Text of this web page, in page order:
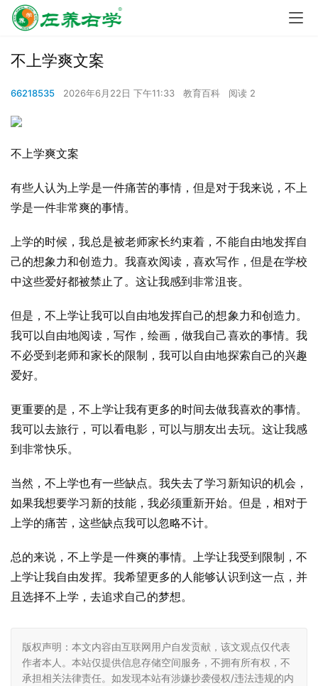
不上学爽文案
66218535 2026年6月22日 下午11:33 教育百科 阅读 2
不上学爽文案
有些人认为上学是一件痛苦的事情，但是对于我来说，不上
学是一件非常爽的事情。
上学的时候，我总是被老师家长约束着，不能自由地发挥自
己的想象力和创造力。我喜欢阅读，喜欢写作，但是在学校
中这些爱好都被禁止了。这让我感到非常沮丧。
但是，不上学让我可以自由地发挥自己的想象力和创造力。
我可以自由地阅读，写作，绘画，做我自己喜欢的事情。我
不必受到老师和家长的限制，我可以自由地探索自己的兴趣
爱好。
更重要的是，不上学让我有更多的时间去做我喜欢的事情。
我可以去旅行，可以看电影，可以与朋友出去玩。这让我感
到非常快乐。
当然，不上学也有一些缺点。我失去了学习新知识的机会，
如果我想要学习新的技能，我必须重新开始。但是，相对于
上学的痛苦，这些缺点我可以忽略不计。
总的来说，不上学是一件爽的事情。上学让我受到限制，不
上学让我自由发挥。我希望更多的人能够认识到这一点，并
且选择不上学，去追求自己的梦想。
版权声明：本文内容由互联网用户自发贡献，该文观点仅代表
作者本人。本站仅提供信息存储空间服务，不拥有所有权，不
承担相关法律责任。如发现本站有涉嫌抄袭侵权/违法违规的内